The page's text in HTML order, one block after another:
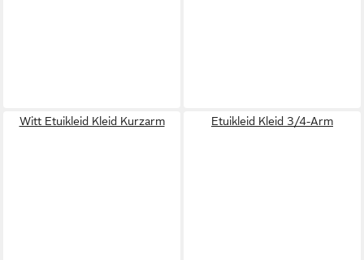
Witt Etuikleid Kleid Kurzarm Etuikleid Kleid 3/4-Arm